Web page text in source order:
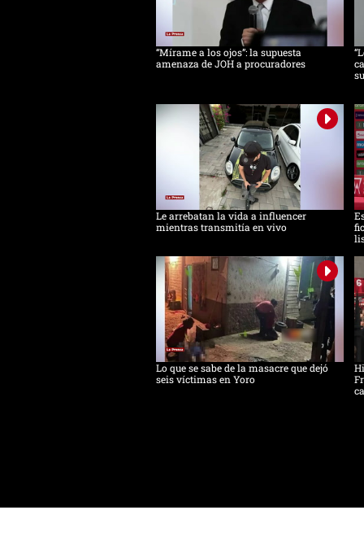
“Mírame a los ojos”: la supuesta
amenaza de JOH a procuradores
Le arrebatan la vida a influencer
mientras transmitía en vivo
Lo que se sabe de la masacre que dejó
seis víctimas en Yoro